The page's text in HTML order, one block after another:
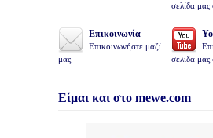
σελίδα
Επικοινωνία
Επικοινωνήστε μαζί
μας
σελίδα
Είμαι και στο mewe.com